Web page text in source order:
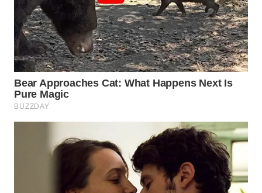
Media
WAHANA
NEWS
WAHANA
TANI
ADVOKAT
INFRASTRUKTUR